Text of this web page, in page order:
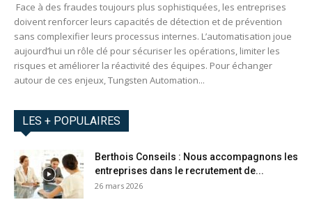
Face à des fraudes toujours plus sophistiquées, les entreprises
doivent renforcer leurs capacités de détection et de prévention
sans complexifier leurs processus internes. L’automatisation joue
aujourd’hui un rôle clé pour sécuriser les opérations, limiter les
risques et améliorer la réactivité des équipes. Pour échanger
autour de ces enjeux, Tungsten Automation...
LES + POPULAIRES
Berthois Conseils : Nous accompagnons les
entreprises dans le recrutement de...
26 mars 2026